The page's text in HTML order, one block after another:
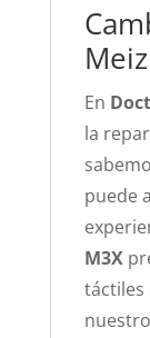
En
la
puede
M3X
táctiles